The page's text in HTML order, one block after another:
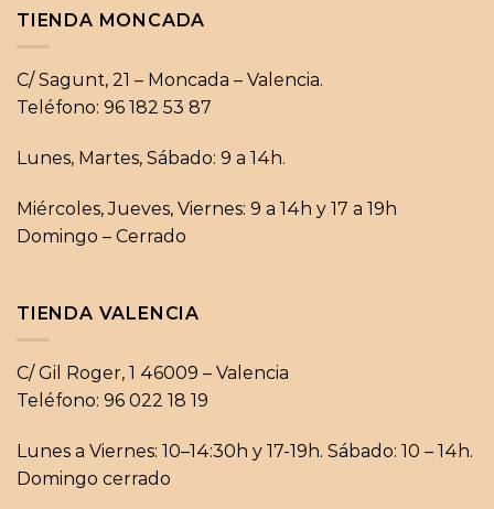
TIENDA MONCADA
C/ Sagunt, 21 – Moncada – Valencia.
Teléfono: 96 182 53 87
Lunes, Martes, Sábado: 9 a 14h.
Miércoles, Jueves, Viernes: 9 a 14h y 17 a 19h
Domingo – Cerrado
TIENDA VALENCIA
C/ Gil Roger, 1 46009 – Valencia
Teléfono: 96 022 18 19
Lunes a Viernes: 10–14:30h y 17-19h. Sábado: 10 – 14h.
Domingo cerrado